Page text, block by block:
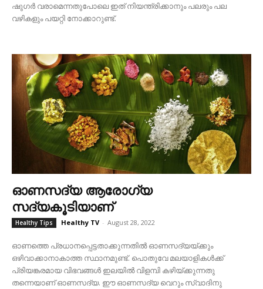
ഷുഗർ വരാമെന്നതുപോലെ ഇത് നിയന്ത്രിക്കാനും പലരും പല
വഴികളും പയറ്റി നോക്കാറുണ്ട്.
ഓണസദ്യ ആരോഗ്യ
സദ്യകൂടിയാണ്
Healthy Tips Healthy TV - August 28, 2022
ഓണത്തെ പ്രധാനപ്പെട്ടതാക്കുന്നതില്‍ ഓണസദ്യയ്ക്കും
ഒഴിവാക്കാനാകാത്ത സ്ഥാനമുണ്ട്. പൊതുവേ മലയാളികള്‍ക്ക്
പ്രിയങ്കരമായ വിഭവങ്ങള്‍ ഇലയില്‍ വിളമ്പി കഴിയ്ക്കുന്നതു
തന്നെയാണ് ഓണസദ്യ. ഈ ഓണസദ്യ വെറും സ്വാദിനു